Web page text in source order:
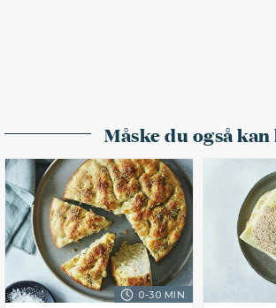
Måske du også
0-30 MIN.